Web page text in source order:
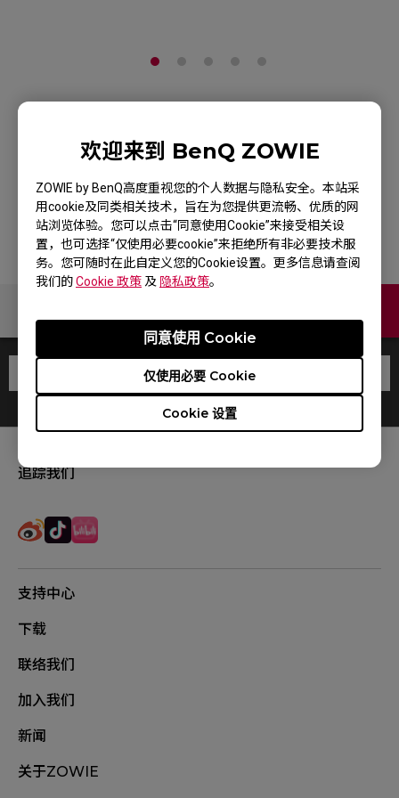
欢迎来到 BenQ ZOWIE
ZOWIE by BenQ高度重视您的个人数据与隐私安全。本站采
用cookie及同类相关技术，旨在为您提供更流畅、优质的网
站浏览体验。您可以点击“同意使用Cookie”来接受相关设
置，也可选择“仅使用必要cookie”来拒绝所有非必要技术服
务。您可随时在此自定义您的Cookie设置。更多信息请查阅
我们的Cookie 政策 及 隐私政策。
Cookie 设置
仅使用必要 Cookie
同意使用 Cookie
ZOWIE G-SR-SE 炽 电
竞鼠标垫 (2022年深红色)
产品页
追踪我们
支持中心
下载
联络我们
加入我们
新闻
关于ZOWIE